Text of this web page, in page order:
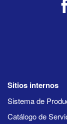
Sitios internos
Sistema de
Catálogo de